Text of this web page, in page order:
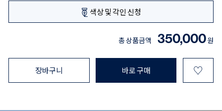
색상 및 각인 신청
총 상품금액 350,000원
장바구니 바로 구매 ♡